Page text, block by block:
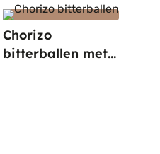
Chorizo
bitterballen met